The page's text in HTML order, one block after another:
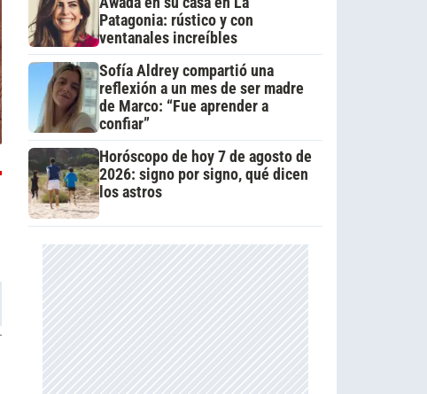
Patagonia: rústico y con
ventanales increíbles
Sofía Aldrey compartió una
reflexión a un mes de ser madre
de Marco: “Fue aprender a
confiar”
Horóscopo de hoy 7 de agosto de
2026: signo por signo, qué dicen
los astros